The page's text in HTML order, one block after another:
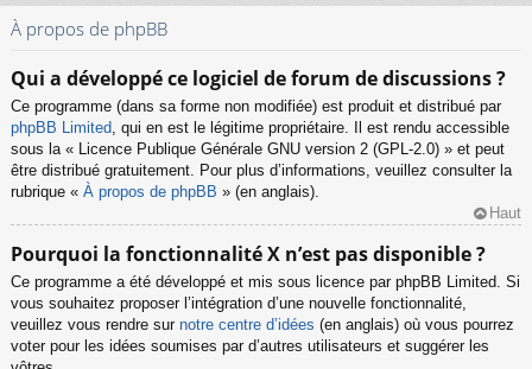
À propos de phpBB
Qui a développé ce logiciel de forum de discussions ?
Ce programme (dans sa forme non modifiée) est produit et distribué par
phpBB Limited, qui en est le légitime propriétaire. Il est rendu accessible
sous la « Licence Publique Générale GNU version 2 (GPL-2.0) » et peut
être distribué gratuitement. Pour plus d’informations, veuillez consulter la
rubrique « À propos de phpBB » (en anglais).
Haut
Pourquoi la fonctionnalité X n’est pas disponible ?
Ce programme a été développé et mis sous licence par phpBB Limited. Si
vous souhaitez proposer l’intégration d’une nouvelle fonctionnalité,
veuillez vous rendre sur notre centre d’idées (en anglais) où vous pourrez
voter pour les idées soumises par d’autres utilisateurs et suggérer les